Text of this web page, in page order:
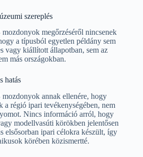
szereplés
megőrzéséről nincsenek
a típusból egyetlen példány sem
vagy kiállított állapotban, sem az
más országokban.
hatás
annak ellenére, hogy
a régió ipari tevékenységében, nem
Nincs információ arról, hogy
modellvasúti körökben jelentősen
elsősorban ipari célokra készült, így
körében közismertté.